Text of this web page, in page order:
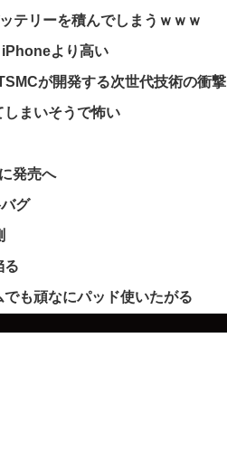
テリーを積んでしまうｗｗｗ
より高い
が開発する次世代技術の衝撃
しまいそうで怖い
発売へ
グ
る
も頑なにパッド使いたがる